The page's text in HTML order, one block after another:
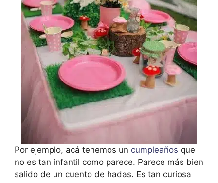
Por ejemplo, acá tenemos un cumpleaños que
no es tan infantil como parece. Parece más bien
salido de un cuento de hadas. Es tan curiosa